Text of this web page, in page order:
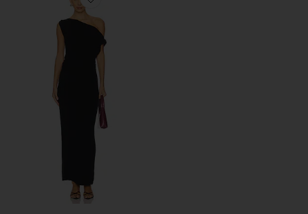
Favorite MAXIVESTIDO LEENA